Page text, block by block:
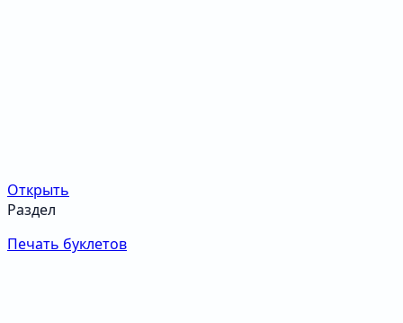
Открыть
Раздел
Печать буклетов